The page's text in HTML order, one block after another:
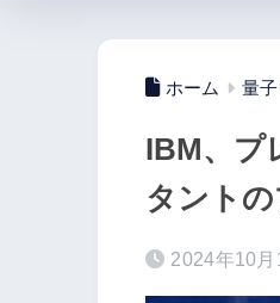
ホーム 量
IBM、プ
タント
2024年10月